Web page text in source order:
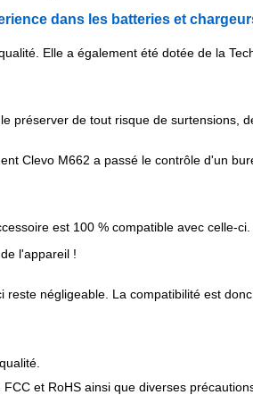
dans les batteries et
Elle a également été dotée de la
préserver de tout risque de surtensions,
Clevo M662 a passé le contrôle d'un
est 100 % compatible avec celle-
l'appareil !
négligeable. La compatibilité est
et RoHS ainsi que diverses